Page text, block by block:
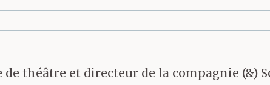
théâtre et directeur de la compagnie (&)